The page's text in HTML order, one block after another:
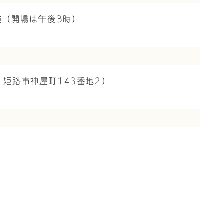
開場は午後3時）
路市神屋町143番地2）